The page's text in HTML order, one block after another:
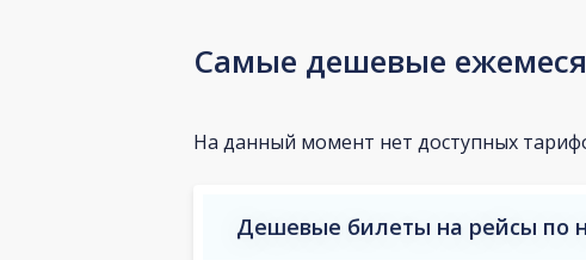
Самые дешевые
На данный момент нет доступных
Дешевые билеты на рейсы по